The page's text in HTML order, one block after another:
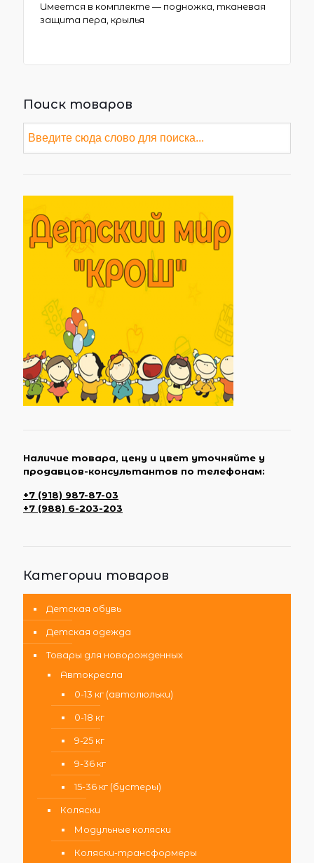
Имеется в комплекте — подножка, тканевая
защита пера, крылья
Поиск товаров
Наличие товара, цену и цвет уточняйте у
продавцов-консультантов по телефонам:
+7 (918) 987-87-03
+7 (988) 6-203-203
Категории товаров
Детская обувь
Детская одежда
Товары для новорожденных
Автокресла
0-13 кг (автолюльки)
0-18 кг
9-25 кг
9-36 кг
15-36 кг (бустеры)
Коляски
Модульные коляски
Коляски-трансформеры